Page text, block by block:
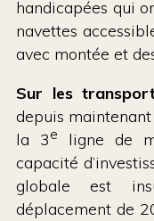
handicapées qui
navettes
avec montée et
Sur les
depuis
la 3e
ligne de
capacité
globale est
déplacement de